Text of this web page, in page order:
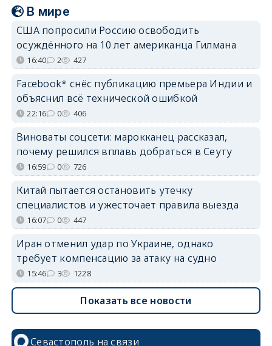
В мире
США попросили Россию освободить
осуждённого на 10 лет американца Гилмана
16:40 2 427
Facebook* снёс публикацию премьера Индии и
объяснил всё технической ошибкой
22:16 0 406
Виноваты соцсети: марокканец рассказал,
почему решился вплавь добраться в Сеуту
16:59 0 726
Китай пытается остановить утечку
специалистов и ужесточает правила выезда
16:07 0 447
Иран отменил удар по Украине, однако
требует компенсацию за атаку на судно
15:46 3 1228
Показать все новости
Севастополь на связи